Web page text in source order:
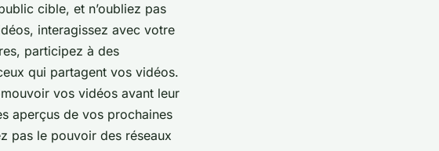
cible, et n’oubliez pas
interagissez avec votre
participez à des
qui partagent vos vidéos.
vos vidéos avant leur
aperçus de vos prochaines
pas le pouvoir des réseaux